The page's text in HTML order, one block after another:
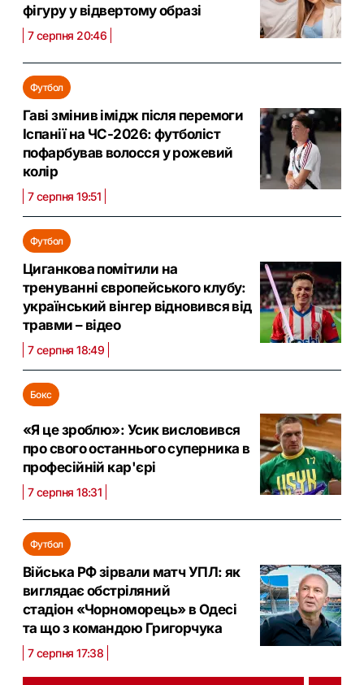
фігуру у відвертому образі
7 серпня 20:46
Футбол
Гаві змінив імідж після перемоги
Іспанії на ЧС-2026: футболіст
пофарбував волосся у рожевий
колір
7 серпня 19:51
Футбол
Циганкова помітили на
тренуванні європейського клубу:
український вінгер відновився від
травми – відео
7 серпня 18:49
Бокс
«Я це зроблю»: Усик висловився
про свого останнього суперника в
професійній кар'єрі
7 серпня 18:31
Футбол
Війська РФ зірвали матч УПЛ: як
виглядає обстріляний
стадіон «Чорноморець» в Одесі
та що з командою Григорчука
7 серпня 17:38